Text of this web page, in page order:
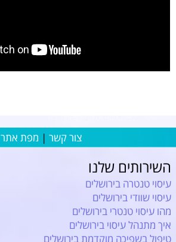
צור קשר | מפת אתר
השירותים שלנו
עיסוי טנטרה בירושלים
עיסוי שוודי בירושלים
מהו עיסוי טנטרי בירושלים
איך מתנהל עיסוי בירושלים
טיפול בשפיכה מוקדמת בירושלים